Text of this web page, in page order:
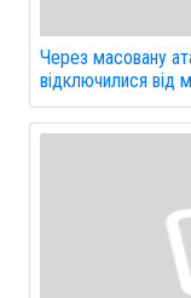
Через масовану
відключилися від